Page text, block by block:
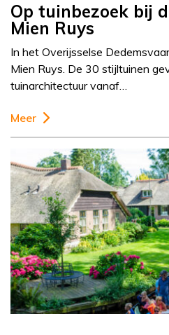
Op tuinbezoek bij
Mien Ruys
In het Overijsselse
Mien Ruys. De 30 stijltuinen
tuinarchitectuur vanaf…
Meer